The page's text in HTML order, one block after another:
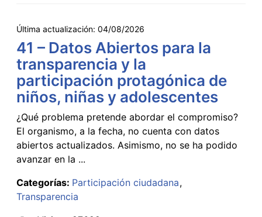
Última actualización: 04/08/2026
41 – Datos Abiertos para la
transparencia y la
participación protagónica de
niños, niñas y adolescentes
¿Qué problema pretende abordar el compromiso?
El organismo, a la fecha, no cuenta con datos
abiertos actualizados. Asimismo, no se ha podido
avanzar en la ...
Categorías: Participación ciudadana
Transparencia